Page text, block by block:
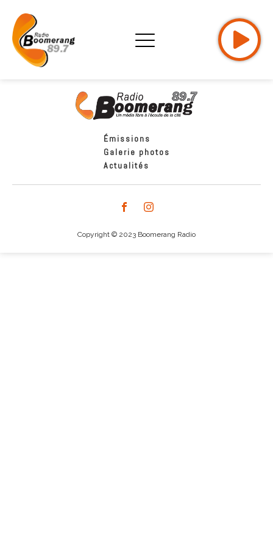
Émissions
Galerie photos
Actualités
Copyright © 2023 Boomerang Radio